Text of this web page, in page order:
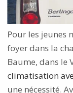
Pour les jeunes
foyer dans la
Baume, dans le
climatisation
une nécessité.